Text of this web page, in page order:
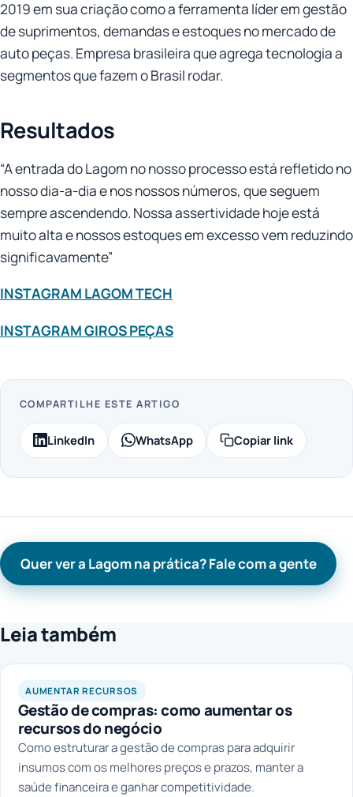
2019 em sua criação como a ferramenta líder em gestão
de suprimentos, demandas e estoques no mercado de
auto peças. Empresa brasileira que agrega tecnologia a
segmentos que fazem o Brasil rodar.
Resultados
“A entrada do Lagom no nosso processo está refletido no
nosso dia-a-dia e nos nossos números, que seguem
sempre ascendendo. Nossa assertividade hoje está
muito alta e nossos estoques em excesso vem reduzindo
significavamente”
INSTAGRAM LAGOM TECH
INSTAGRAM GIROS PEÇAS
COMPARTILHE ESTE ARTIGO
LinkedIn WhatsApp Copiar link
Quer ver a Lagom na prática? Fale com a gente
Leia também
AUMENTAR RECURSOS
Gestão de compras: como aumentar os
recursos do negócio
Como estruturar a gestão de compras para adquirir
insumos com os melhores preços e prazos, manter a
saúde financeira e ganhar competitividade.